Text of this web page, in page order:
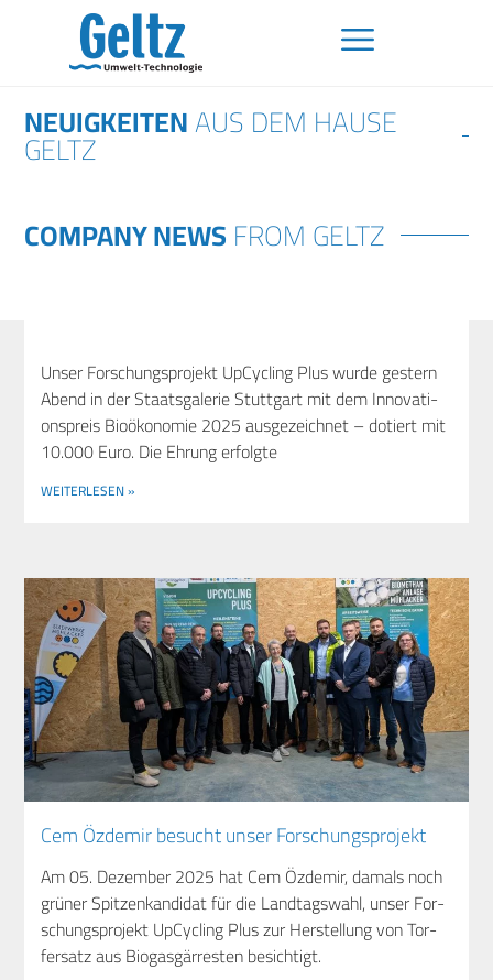
NEUIGKEITENAUS DEM HAUSE
GELTZ
COMPANY NEWSFROM GELTZ
Unser For­schungs­pro­jekt UpCy­cling Plus wur­de ges­tern
Abend in der Staats­ga­le­rie Stutt­gart mit dem Inno­va­ti­
ons­preis Bio­öko­no­mie 2025 aus­ge­zeich­net – dotiert mit
10.000 Euro. Die Ehrung erfolgte
WEITERLESEN »
Cem Özd­emir besucht unser Forschungsprojekt
Am 05. Dezem­ber 2025 hat Cem Özd­emir, damals noch
grü­ner Spit­zen­kan­di­dat für die Land­tags­wahl, unser For­
schungs­pro­jekt UpCy­cling Plus zur Her­stel­lung von Tor­
fer­satz aus Bio­gas­gär­res­ten besichtigt.